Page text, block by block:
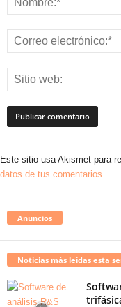
Este sitio usa Akismet para
datos de tus comentarios.
Anuncios
Noticias más leídas esta